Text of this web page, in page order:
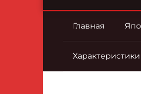
Главная
Характеристики